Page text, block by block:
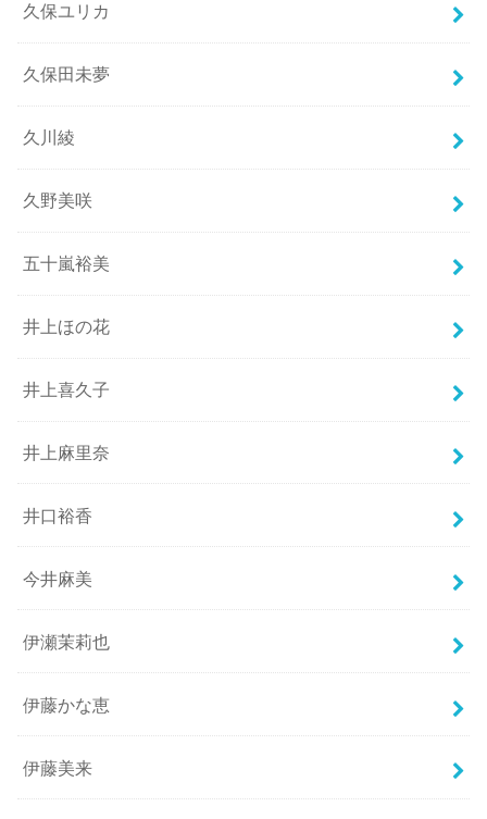
久保ユリカ
久保田未夢
久川綾
久野美咲
五十嵐裕美
井上ほの花
井上喜久子
井上麻里奈
井口裕香
今井麻美
伊瀬茉莉也
伊藤かな恵
伊藤美来